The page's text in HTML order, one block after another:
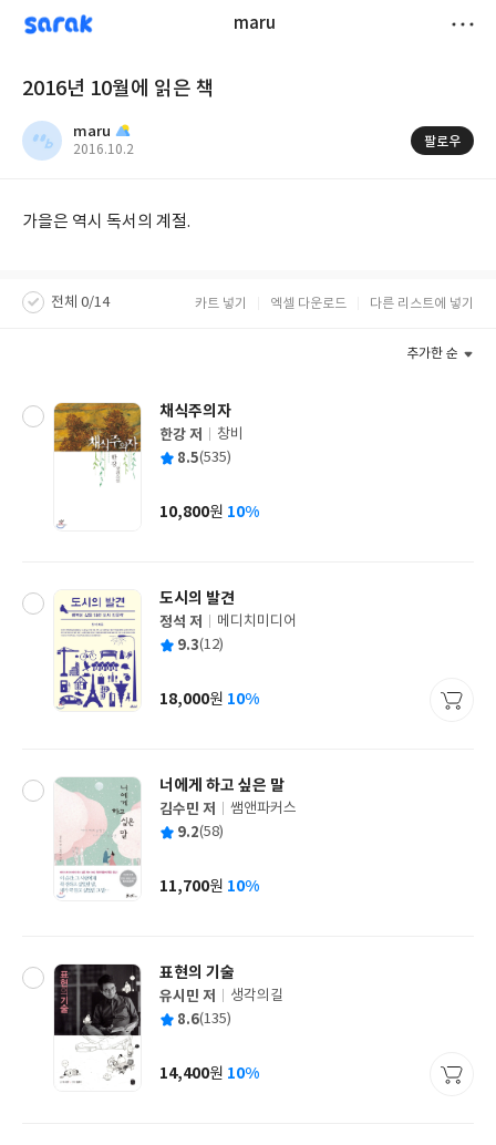
sarak maru
2016년 10월에 읽은 책
maru
작
2016.10.2
팔로우
가을은 역시 독서의 계절.
전체 0/14 카트 넣기 엑셀 다운로드 다른 리스트에 넣기
추가한 순
채식주의자
글
쓴
한강 저
출
사
창비
평 8.5(535)
가
10,800원 10%
도시의 발견
글
쓴
정석 저
출
사
메디치미디어
평 9.3(12)
가
18,000원 10%
너에게 하고 싶은 말
글
쓴
김수민 저
출
사
쌤앤파커스
평 9.2(58)
가
11,700원 10%
표현의 기술
글
쓴
유시민 저
출
사
생각의길
평 8.6(135)
가
14,400원 10%